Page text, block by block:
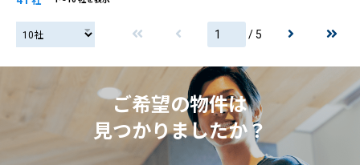
20社 / 5
ご希望の物件は
見つかりましたか？